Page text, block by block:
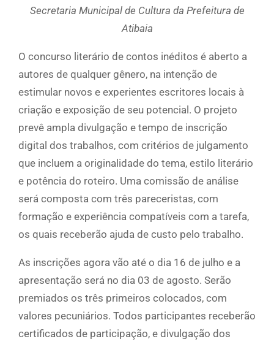
Secretaria Municipal de Cultura da Prefeitura de
Atibaia
O concurso literário de contos inéditos é aberto a
autores de qualquer gênero, na intenção de
estimular novos e experientes escritores locais à
criação e exposição de seu potencial. O projeto
prevê ampla divulgação e tempo de inscrição
digital dos trabalhos, com critérios de julgamento
que incluem a originalidade do tema, estilo literário
e potência do roteiro. Uma comissão de análise
será composta com três pareceristas, com
formação e experiência compatíveis com a tarefa,
os quais receberão ajuda de custo pelo trabalho.
As inscrições agora vão até o dia 16 de julho e a
apresentação será no dia 03 de agosto. Serão
premiados os três primeiros colocados, com
valores pecuniários. Todos participantes receberão
certificados de participação, e divulgação dos